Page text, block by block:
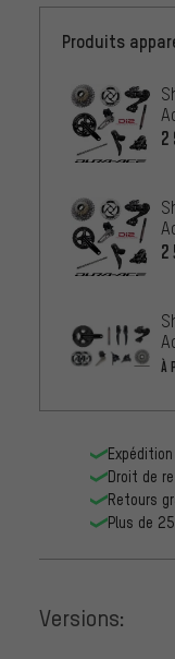
Produits
2
2
À
Droit de
Retours
Plus de
Versions: